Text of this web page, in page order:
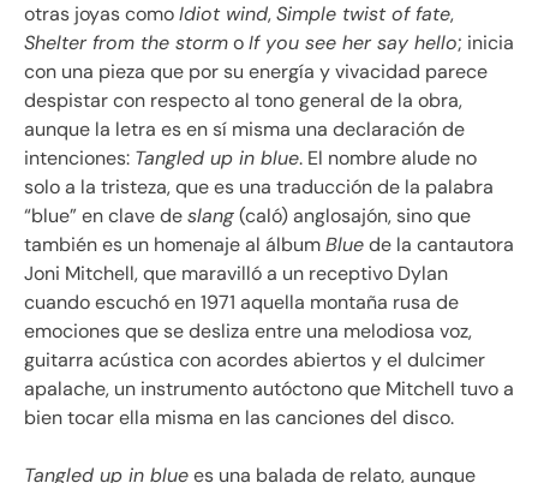
otras joyas comoIdiot wind,Simple twist of fate,
Shelter from the stormoIf you see her say hello; inicia
con una pieza que por su energía y vivacidad parece
despistar con respecto al tono general de la obra,
aunque la letra es en sí misma una declaración de
intenciones: Tangled up in blue. El nombre alude no
solo a la tristeza, que es una traducción de la palabra
“blue” en clave deslang(caló) anglosajón, sino que
también es un homenaje al álbumBluede la cantautora
Joni Mitchell, que maravilló a un receptivo Dylan
cuando escuchó en 1971 aquella montaña rusa de
emociones que se desliza entre una melodiosa voz,
guitarra acústica con acordes abiertos y el dulcimer
apalache, un instrumento autóctono que Mitchell tuvo a
bien tocar ella misma en las canciones del disco.
Tangled up in bluees una balada de relato, aunque